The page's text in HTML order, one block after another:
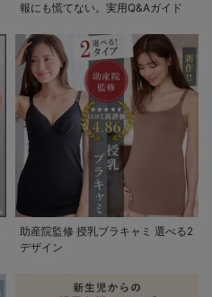
報にも慌てない。実用Q&Aガイド
助産院監修 授乳ブラキャミ 選べる2
デザイン